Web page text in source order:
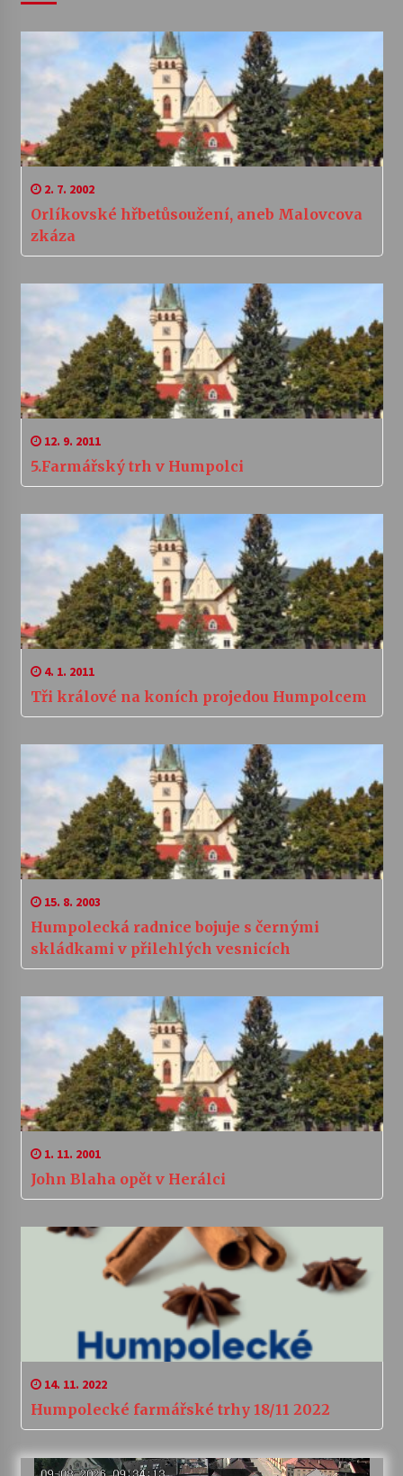
2. 7. 2002
Orlíkovské hřbetůsoužení, aneb Malovcova
zkáza
12. 9. 2011
5.Farmářský trh v Humpolci
4. 1. 2011
Tři králové na koních projedou Humpolcem
15. 8. 2003
Humpolecká radnice bojuje s černými
skládkami v přilehlých vesnicích
1. 11. 2001
John Blaha opět v Herálci
14. 11. 2022
Humpolecké farmářské trhy 18/11 2022